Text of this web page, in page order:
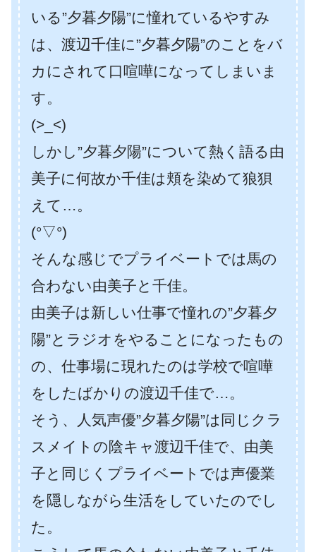
いる”夕暮夕陽”に憧れているやすみ
は、渡辺千佳に”夕暮夕陽”のことをバ
カにされて口喧嘩になってしまいま
す。
(>_<)
しかし”夕暮夕陽”について熱く語る由
美子に何故か千佳は頬を染めて狼狽
えて…。
(°▽°)
そんな感じでプライベートでは馬の
合わない由美子と千佳。
由美子は新しい仕事で憧れの”夕暮夕
陽”とラジオをやることになったもの
の、仕事場に現れたのは学校で喧嘩
をしたばかりの渡辺千佳で…。
そう、人気声優”夕暮夕陽”は同じクラ
スメイトの陰キャ渡辺千佳で、由美
子と同じくプライベートでは声優業
を隠しながら生活をしていたのでし
た。